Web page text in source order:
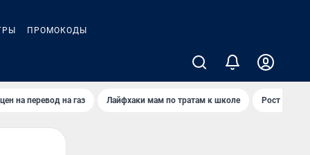
ПРОМОКОДЫ
на перевод на газ Лайфхаки мам по тратам к школе Рост цен на